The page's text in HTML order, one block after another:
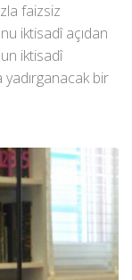
faizsiz
iktisadî açıdan
iktisadî
yadırganacak bir